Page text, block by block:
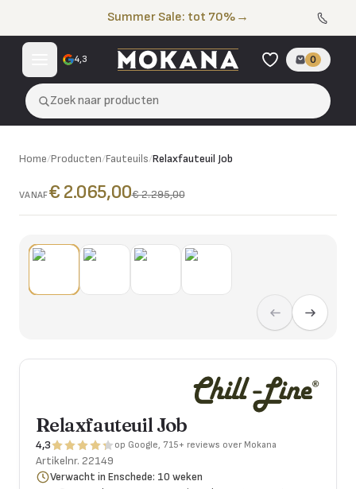
Summer Sale: tot 70% →
4,3 0
Zoek naar producten
Home/Producten/Fauteuils/Relaxfauteuil Job
VANAF€ 2.065,00€ 2.295,00
Relaxfauteuil Job
4,3 op Google, 715+ reviews over Mokana
Artikelnr. 22149
Verwacht in Enschede: 10 weken